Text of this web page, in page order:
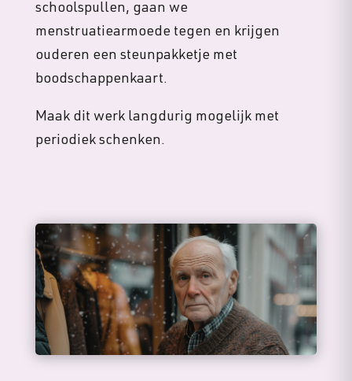
schoolspullen, gaan we
menstruatiearmoede tegen en krijgen
ouderen een steunpakketje met
boodschappenkaart.
Maak dit werk langdurig mogelijk met
periodiek schenken.